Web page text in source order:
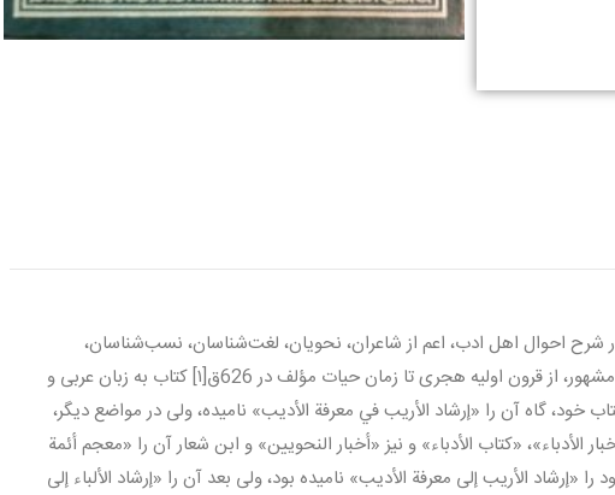
احوال اهل ادب، اعم از شاعران، نحويان، لغت‌شناسان، نسب‌شناسان،
اخباریون، مورخان، مفسران، قراء، وراقان، كاتبان و خطاطان مشهور، از قرون اوليه هجرى تا زمان حيات مؤلف در 626ق[۱] كتاب به زبان عربى و
گاه آن را «إرشاد الأريب في معرفة الأديب» ناميده، ولى در مواضع ديگر،
«كتاب الأدباء» و نيز «أخبار النحويين» و ابن شعار آن را «معجم أئمة
الأريب إلى معرفة الأديب» ناميده بود، ولى بعد آن را «إرشاد الألباء إلى